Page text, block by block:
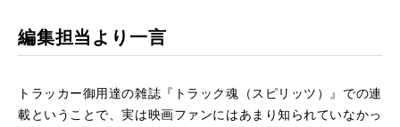
編集担当より一言
トラッカー御用達の雑誌『トラック魂（スピリッツ）』 での連
載ということで、実は映画ファンにはあまり知られていなかっ